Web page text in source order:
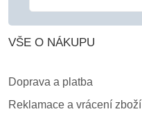
VŠE O NÁKUPU
Doprava a platba
Reklamace a vrácení zboží